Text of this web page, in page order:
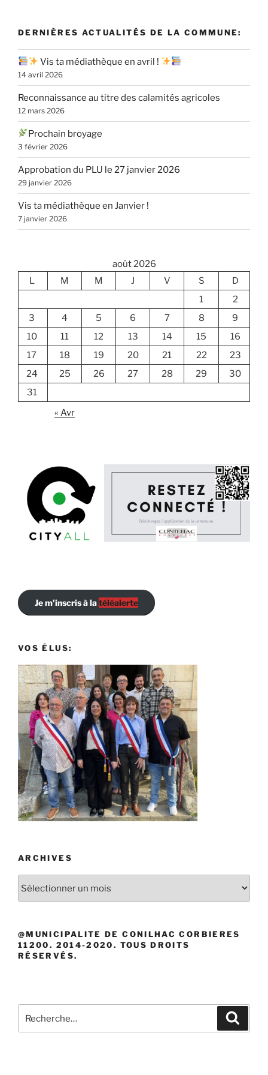
DERNIÈRES ACTUALITÉS DE LA COMMUNE:
Vis ta médiathèque en avril !
14 avril 2026
Reconnaissance au titre des calamités agricoles
12 mars 2026
Prochain broyage
3 février 2026
Approbation du PLU le 27 janvier 2026
29 janvier 2026
Vis ta médiathèque en Janvier !
7 janvier 2026
août 2026
L
M M J V S
D
1
2
3
4 5 6 7 8
9
10
11 12 13 14 15
16
17
18 19 20 21 22
23
24
25 26 27 28 29
30
31
« Avr
Je m'inscris à latéléalerte
VOS ÉLUS:
ARCHIVES
@MUNICIPALITE DE CONILHAC CORBIERES
11200. 2014-2020. TOUS DROITS
RÉSERVÉS.
pour